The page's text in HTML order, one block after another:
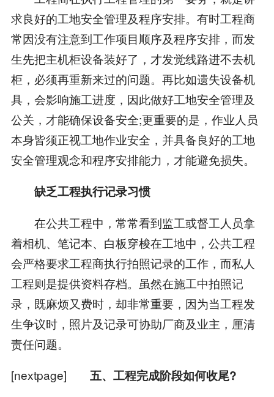
求良好的工地安全管理及程序安排。有时工程商
常因没有注意到工作项目顺序及程序安排，而发
生先把主机柜设备装好了，才发觉线路进不去机
柜，必须再重新来过的问题。再比如遗失设备机
具，会影响施工进度，因此做好工地安全管理及
公关，才能确保设备安全;更重要的是，作业人员
本身皆须正视工地作业安全，并具备良好的工地
安全管理观念和程序安排能力，才能避免损失。
缺乏工程执行记录习惯
在公共工程中，常常看到监工或督工人员拿
着相机、笔记本、白板穿梭在工地中，公共工程
会严格要求工程商执行拍照记录的工作，而私人
工程则是提供资料存档。虽然在施工中拍照记
录，既麻烦又费时，却非常重要，因为当工程发
生争议时，照片及记录可协助厂商及业主，厘清
责任问题。
[nextpage]
五、工程完成阶段如何收尾?